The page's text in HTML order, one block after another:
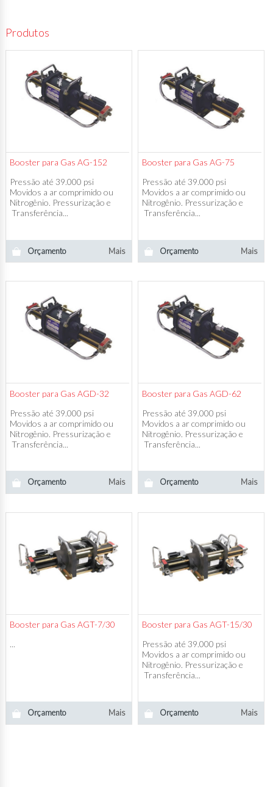
Produtos
Booster para Gas AG-152
Pressão até 39.000 psi
Movidos a ar comprimido ou
Nitrogênio. Pressurização e
Transferência...
Orçamento Mais
Booster para Gas AG-75
Pressão até 39.000 psi
Movidos a ar comprimido ou
Nitrogênio. Pressurização e
Transferência...
Orçamento Mais
Booster para Gas AGD-32
Pressão até 39.000 psi
Movidos a ar comprimido ou
Nitrogênio. Pressurização e
Transferência...
Orçamento Mais
Booster para Gas AGD-62
Pressão até 39.000 psi
Movidos a ar comprimido ou
Nitrogênio. Pressurização e
Transferência...
Orçamento Mais
Booster para Gas AGT-7/30
...
Orçamento Mais
Booster para Gas AGT-15/30
Pressão até 39.000 psi
Movidos a ar comprimido ou
Nitrogênio. Pressurização e
Transferência...
Orçamento Mais